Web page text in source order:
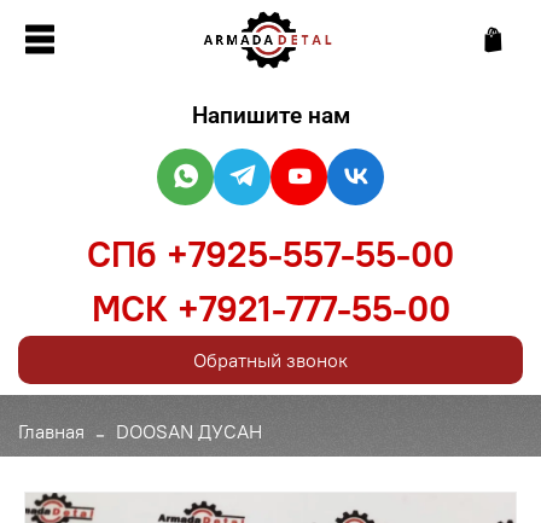
Главная DOOSAN ДУСАН
Напишите нам
СПб +7925-557-55-00
МСК +7921-777-55-00
Обратный звонок